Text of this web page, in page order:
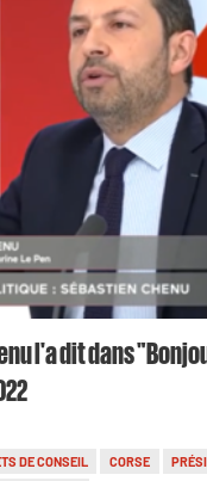
l'a dit dans
DE CONSEIL CORSE